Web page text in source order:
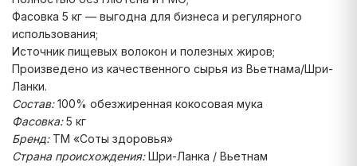
Фасовка 5 кг — выгодна для бизнеса и регулярного
использования;
Источник пищевых волокон и полезных жиров;
Произведено из качественного сырья из Вьетнама/Шри-
Ланки.
Состав:100% обезжиренная кокосовая мука
Фасовка:5 кг
Бренд:ТМ «Соты здоровья»
Страна происхождения:Шри-Ланка / Вьетнам